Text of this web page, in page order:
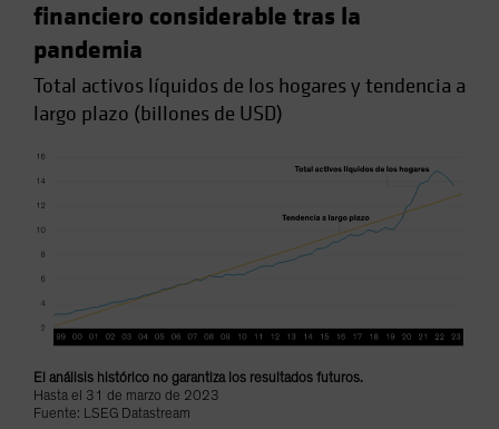
financiero considerable tras la
pandemia
Total activos líquidos de los hogares y tendencia a
largo plazo (billones de USD)
El análisis histórico no garantiza los resultados futuros.
Hasta el 31 de marzo de 2023
Fuente: LSEG Datastream